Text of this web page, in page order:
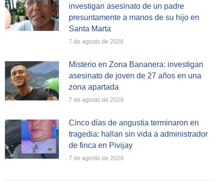
investigan asesinato de un padre
presuntamente a manos de su hijo en
Santa Marta
7 de agosto de 2026
Misterio en Zona Bananera: investigan
asesinato de joven de 27 años en una
zona apartada
7 de agosto de 2026
Cinco días de angustia terminaron en
tragedia: hallan sin vida a administrador
de finca en Pivijay
7 de agosto de 2026